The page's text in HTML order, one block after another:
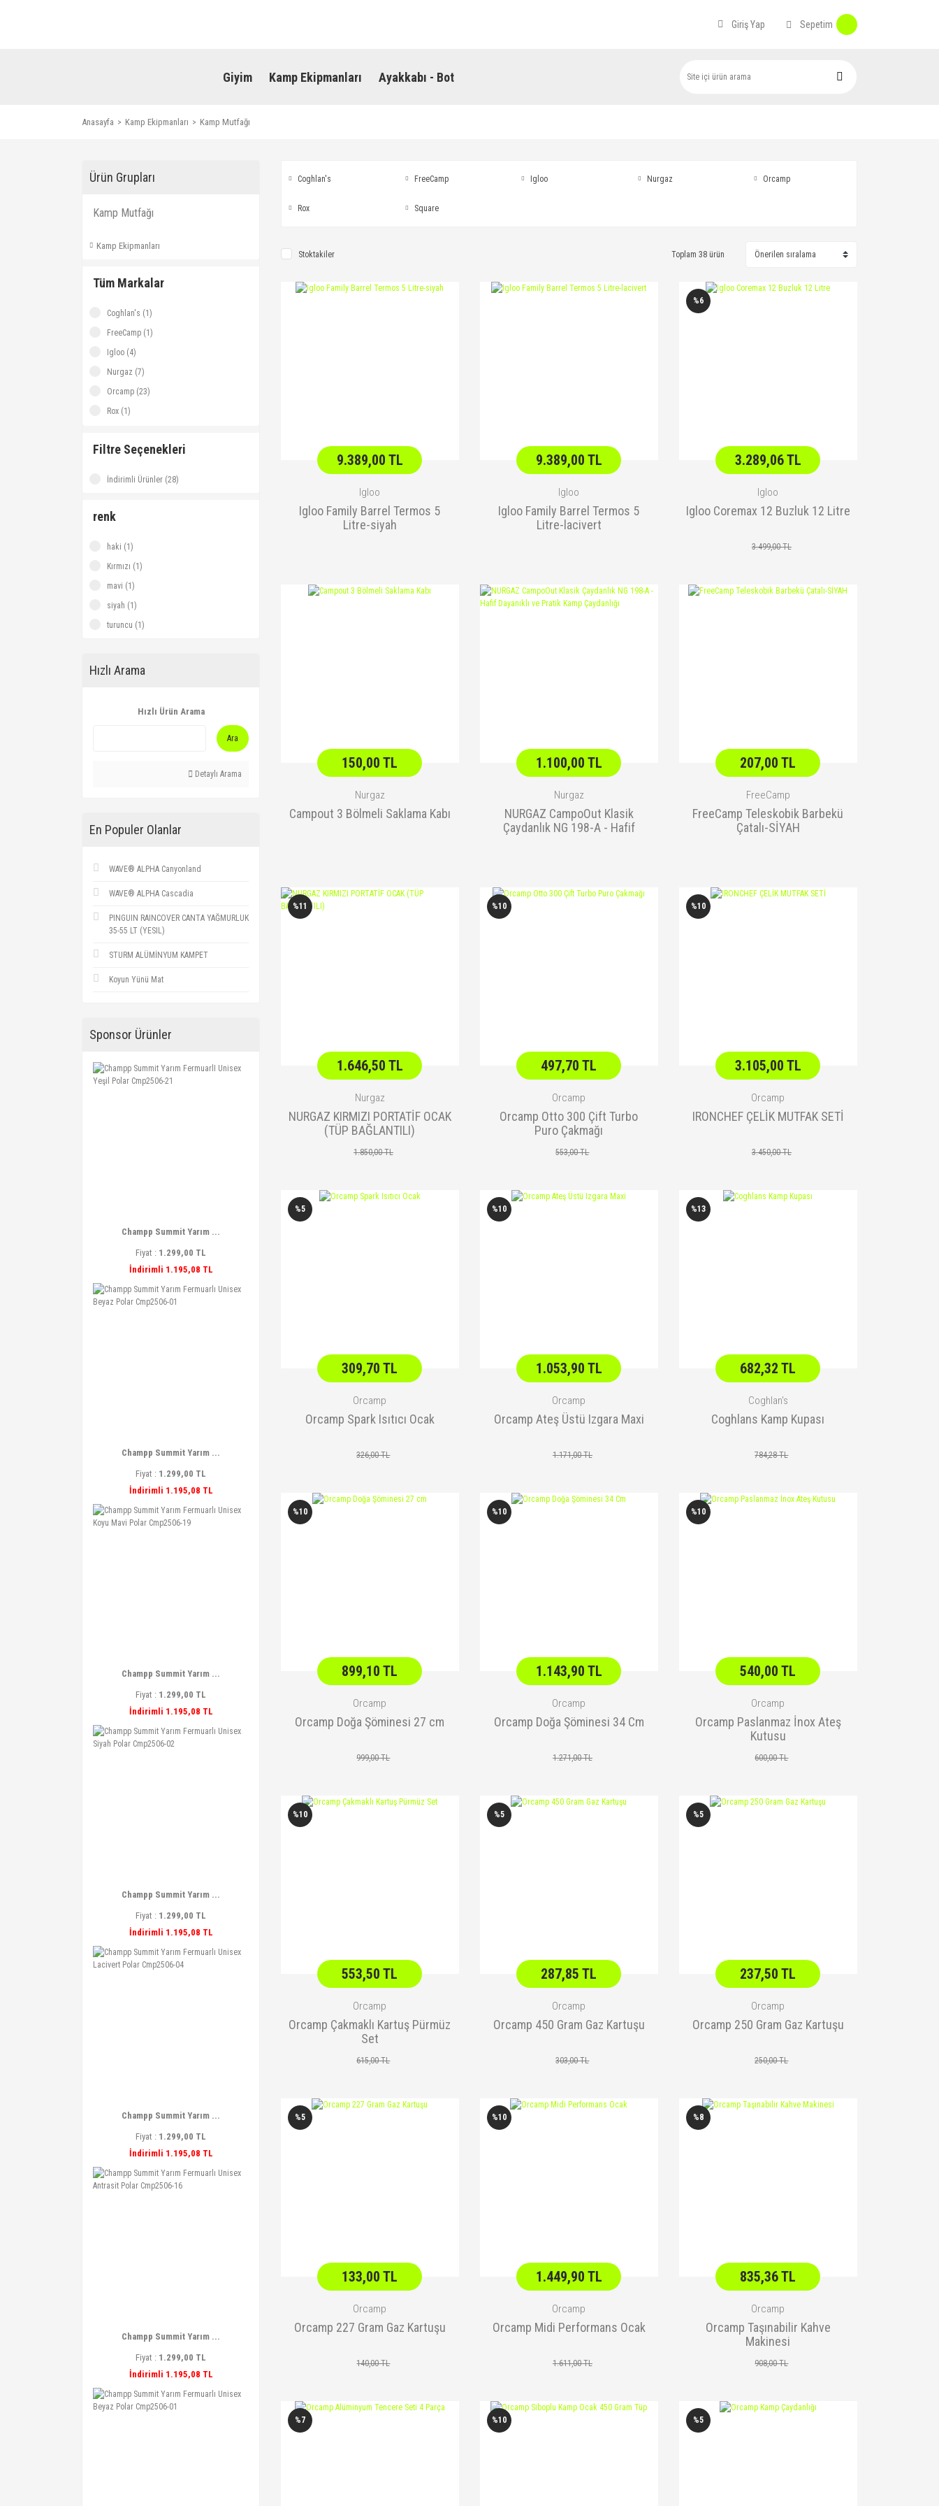
Giriş Yap Sepetim
Giyim Kamp Ekipmanları Ayakkabı - Bot
Anasayfa Kamp Ekipmanları Kamp Mutfağı
Ürün Grupları
Kamp Mutfağı
Kamp Ekipmanları
Tüm Markalar
Coghlan's (1)
FreeCamp (1)
Igloo (4)
Nurgaz (7)
Orcamp (23)
Rox (1)
Filtre Seçenekleri
İndirimli Ürünler (28)
renk
haki (1)
Kırmızı (1)
mavi (1)
siyah (1)
turuncu (1)
Hızlı Arama
Hızlı Ürün Arama
Ara
Detaylı Arama
En Populer Olanlar
WAVE® ALPHA Canyonland
WAVE® ALPHA Cascadia
PINGUIN RAINCOVER CANTA YAĞMURLUK
35-55 LT (YESIL)
STURM ALÜMİNYUM KAMPET
Koyun Yünü Mat
Sponsor Ürünler
Champp Summit Yarım ...
Fiyat : 1.299,00 TL
İndirimli 1.195,08 TL
Champp Summit Yarım ...
Fiyat : 1.299,00 TL
İndirimli 1.195,08 TL
Champp Summit Yarım ...
Fiyat : 1.299,00 TL
İndirimli 1.195,08 TL
Champp Summit Yarım ...
Fiyat : 1.299,00 TL
İndirimli 1.195,08 TL
Champp Summit Yarım ...
Fiyat : 1.299,00 TL
İndirimli 1.195,08 TL
Champp Summit Yarım ...
Fiyat : 1.299,00 TL
İndirimli 1.195,08 TL
Coghlan's FreeCamp Igloo Nurgaz Orcamp
Rox Square
Stoktakiler Toplam 38 ürün
9.389,00 TL
Igloo
Igloo Family Barrel Termos 5
Litre-siyah
9.389,00 TL
Igloo
Igloo Family Barrel Termos 5
Litre-lacivert
%6
3.289,06 TL
Igloo
Igloo Coremax 12 Buzluk 12 Litre
3.499,00 TL
150,00 TL
Nurgaz
Campout 3 Bölmeli Saklama Kabı
1.100,00 TL
Nurgaz
NURGAZ CampoOut Klasik
Çaydanlık NG 198-A - Hafif
207,00 TL
FreeCamp
FreeCamp Teleskobik Barbekü
Çatalı-SİYAH
%11
1.646,50 TL
Nurgaz
NURGAZ KIRMIZI PORTATİF OCAK
(TÜP BAĞLANTILI)
1.850,00 TL
%10
497,70 TL
Orcamp
Orcamp Otto 300 Çift Turbo
Puro Çakmağı
553,00 TL
%10
3.105,00 TL
Orcamp
IRONCHEF ÇELİK MUTFAK SETİ
3.450,00 TL
%5
309,70 TL
Orcamp
Orcamp Spark Isıtıcı Ocak
326,00 TL
%10
1.053,90 TL
Orcamp
Orcamp Ateş Üstü Izgara Maxi
1.171,00 TL
%13
682,32 TL
Coghlan's
Coghlans Kamp Kupası
784,28 TL
%10
899,10 TL
Orcamp
Orcamp Doğa Şöminesi 27 cm
999,00 TL
%10
1.143,90 TL
Orcamp
Orcamp Doğa Şöminesi 34 Cm
1.271,00 TL
%10
540,00 TL
Orcamp
Orcamp Paslanmaz İnox Ateş
Kutusu
600,00 TL
%10
553,50 TL
Orcamp
Orcamp Çakmaklı Kartuş Pürmüz
Set
615,00 TL
%5
287,85 TL
Orcamp
Orcamp 450 Gram Gaz Kartuşu
303,00 TL
%5
237,50 TL
Orcamp
Orcamp 250 Gram Gaz Kartuşu
250,00 TL
%5
133,00 TL
Orcamp
Orcamp 227 Gram Gaz Kartuşu
140,00 TL
%10
1.449,90 TL
Orcamp
Orcamp Midi Performans Ocak
1.611,00 TL
%8
835,36 TL
Orcamp
Orcamp Taşınabilir Kahve
Makinesi
908,00 TL
%7 %10 %5